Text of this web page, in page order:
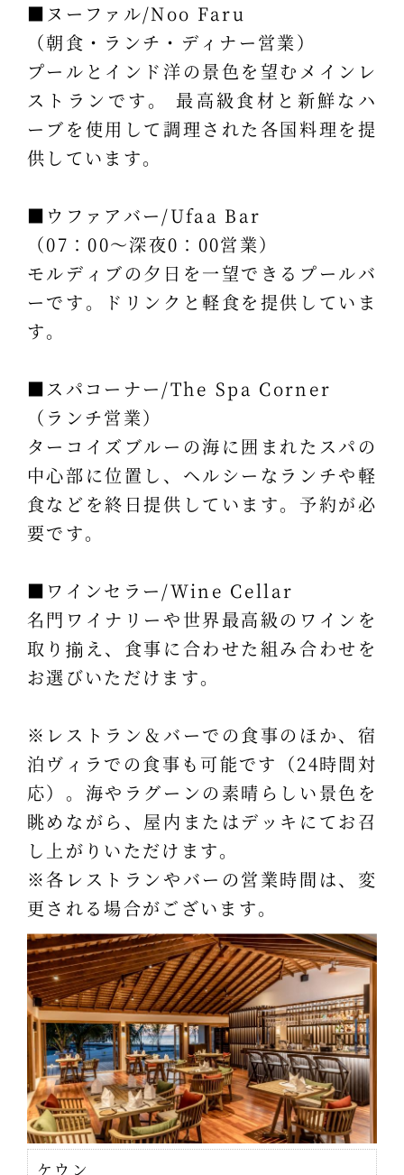
■ヌーファル/Noo Faru
（朝食・ランチ・ディナー営業）
プールとインド洋の景色を望むメインレ
ストランです。 最高級食材と新鮮なハ
ーブを使用して調理された各国料理を提
供しています。
■ウファアバー/Ufaa Bar
（07：00～深夜0：00営業）
モルディブの夕日を一望できるプールバ
ーです。ドリンクと軽食を提供していま
す。
■スパコーナー/The Spa Corner
（ランチ営業）
ターコイズブルーの海に囲まれたスパの
中心部に位置し、ヘルシーなランチや軽
食などを終日提供しています。予約が必
要です。
■ワインセラー/Wine Cellar
名門ワイナリーや世界最高級のワインを
取り揃え、食事に合わせた組み合わせを
お選びいただけます。
※レストラン＆バーでの食事のほか、宿
泊ヴィラでの食事も可能です（24時間対
応）。海やラグーンの素晴らしい景色を
眺めながら、屋内またはデッキにてお召
し上がりいただけます。
※各レストランやバーの営業時間は、変
更される場合がございます。
ケウン